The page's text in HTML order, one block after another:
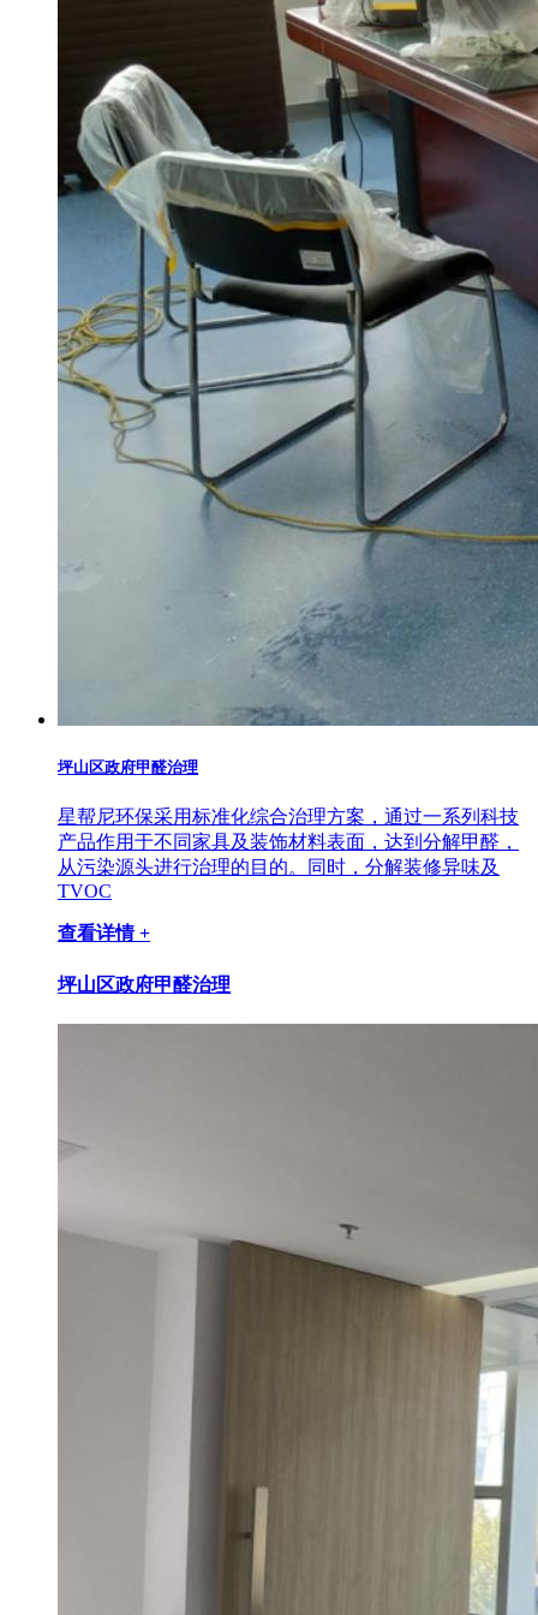
坪山区政府甲醛治理
星帮尼环保采用标准化综合治理方案，通过一系列科技
产品作用于不同家具及装饰材料表面，达到分解甲醛，
从污染源头进行治理的目的。同时，分解装修异味及
TVOC
查看详情 +
坪山区政府甲醛治理